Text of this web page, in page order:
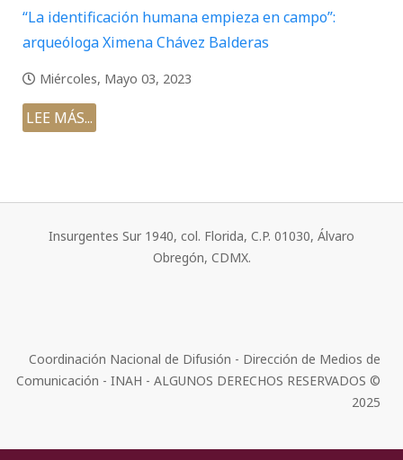
“La identificación humana empieza en campo”:
arqueóloga Ximena Chávez Balderas
Miércoles, Mayo 03, 2023
LEE MÁS...
Insurgentes Sur 1940, col. Florida, C.P. 01030, Álvaro
Obregón, CDMX.
Coordinación Nacional de Difusión - Dirección de Medios de
Comunicación - INAH - ALGUNOS DERECHOS RESERVADOS ©
2025